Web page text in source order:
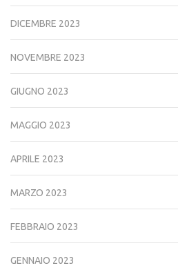
DICEMBRE 2023
NOVEMBRE 2023
GIUGNO 2023
MAGGIO 2023
APRILE 2023
MARZO 2023
FEBBRAIO 2023
GENNAIO 2023